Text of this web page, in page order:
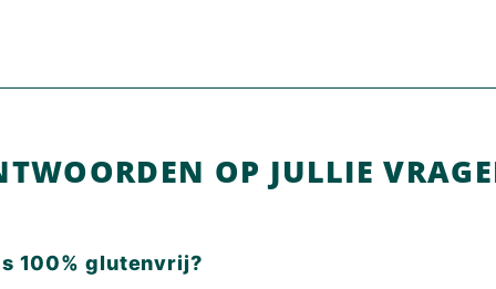
OP JULLIE
100% glutenvrij?